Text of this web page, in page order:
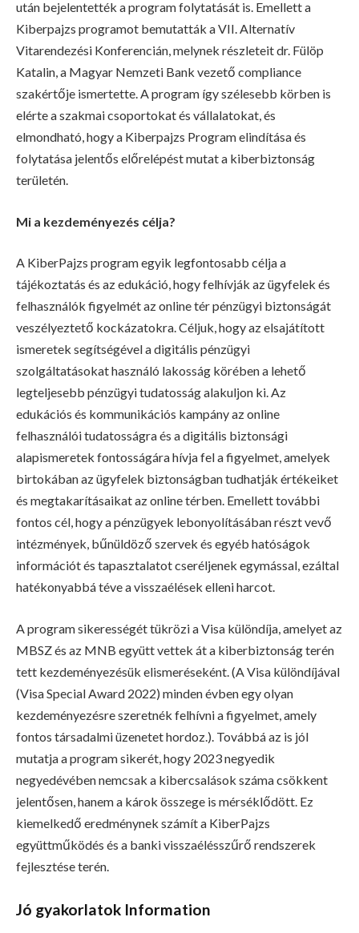
után bejelentették a program folytatását is. Emellett a
Kiberpajzs programot bemutatták a VII. Alternatív
Vitarendezési Konferencián, melynek részleteit dr. Fülöp
Katalin, a Magyar Nemzeti Bank vezető compliance
szakértője ismertette. A program így szélesebb körben is
elérte a szakmai csoportokat és vállalatokat, és
elmondható, hogy a Kiberpajzs Program elindítása és
folytatása jelentős előrelépést mutat a kiberbiztonság
területén.
Mi a kezdeményezés célja?
A KiberPajzs program egyik legfontosabb célja a
tájékoztatás és az edukáció, hogy felhívják az ügyfelek és
felhasználók figyelmét az online tér pénzügyi biztonságát
veszélyeztető kockázatokra. Céljuk, hogy az elsajátított
ismeretek segítségével a digitális pénzügyi
szolgáltatásokat használó lakosság körében a lehető
legteljesebb pénzügyi tudatosság alakuljon ki. Az
edukációs és kommunikációs kampány az online
felhasználói tudatosságra és a digitális biztonsági
alapismeretek fontosságára hívja fel a figyelmet, amelyek
birtokában az ügyfelek biztonságban tudhatják értékeiket
és megtakarításaikat az online térben. Emellett további
fontos cél, hogy a pénzügyek lebonyolításában részt vevő
intézmények, bűnüldöző szervek és egyéb hatóságok
információt és tapasztalatot cseréljenek egymással, ezáltal
hatékonyabbá téve a visszaélések elleni harcot.
A program sikerességét tükrözi a Visa különdíja, amelyet az
MBSZ és az MNB együtt vettek át a kiberbiztonság terén
tett kezdeményezésük elismeréseként. (A Visa különdíjával
(Visa Special Award 2022) minden évben egy olyan
kezdeményezésre szeretnék felhívni a figyelmet, amely
fontos társadalmi üzenetet hordoz.). Továbbá az is jól
mutatja a program sikerét, hogy 2023 negyedik
negyedévében nemcsak a kibercsalások száma csökkent
jelentősen, hanem a károk összege is mérséklődött. Ez
kiemelkedő eredménynek számít a KiberPajzs
együttműködés és a banki visszaélésszűrő rendszerek
fejlesztése terén.
Jó gyakorlatok Information